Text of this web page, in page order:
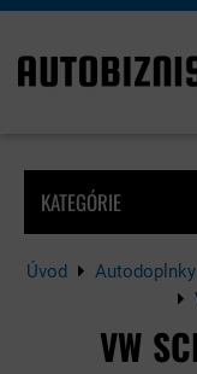
Úvod Autodoplnky
VW
KATEGÓRIE